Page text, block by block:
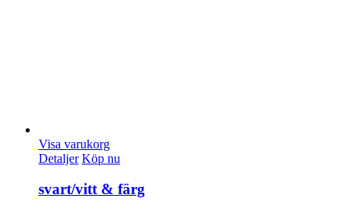
Visa varukorg
Detaljer Köp nu
svart/vitt & färg